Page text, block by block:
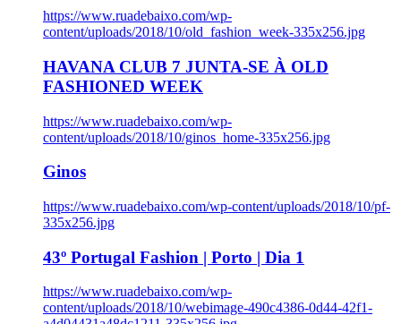
https://www.ruadebaixo.com/wp-
content/uploads/2018/10/old_fashion_week-335x256.jpg
HAVANA CLUB 7 JUNTA-SE À OLD
FASHIONED WEEK
https://www.ruadebaixo.com/wp-
content/uploads/2018/10/ginos_home-335x256.jpg
Ginos
https://www.ruadebaixo.com/wp-content/uploads/2018/10/pf-
335x256.jpg
43º Portugal Fashion | Porto | Dia 1
https://www.ruadebaixo.com/wp-
content/uploads/2018/10/webimage-490c4386-0d44-42f1-